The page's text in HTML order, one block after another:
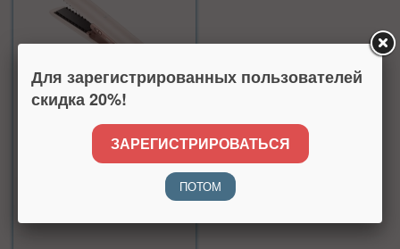
волос Hoco HP46 Explicit розовый
Производитель:Hoco
Для зарегистрированных пользователей
скидка 20%!
ЗАРЕГИСТРИРОВАТЬСЯ
ПОТОМ